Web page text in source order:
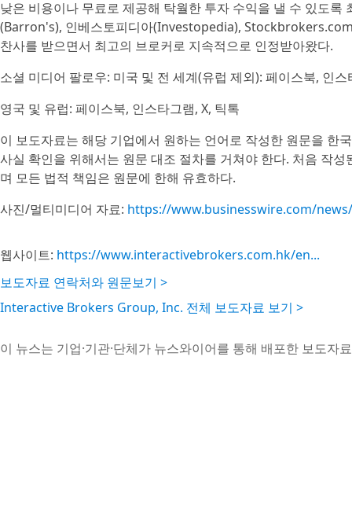
낮은 비용이나 무료로 제공해 탁월한 투자 수익을 낼 수 있도
(Barron's), 인베스토피디아(Investopedia),
찬사를 받으면서 최고의 브로커로 지속적으로 인정받아왔다.
소셜 미디어 팔로우: 미국 및 전 세계(유럽 제외): 페이스북, 인
영국 및 유럽: 페이스북, 인스타그램, X, 틱톡
이 보도자료는 해당 기업에서 원하는 언어로 작성한 원문을 한
사실 확인을 위해서는 원문 대조 절차를 거쳐야 한다. 처음 작
며 모든 법적 책임은 원문에 한해 유효하다.
사진/멀티미디어 자료: https://www.businesswire.com/
웹사이트: https://www.interactivebrokers.com.hk/en...
보도자료 연락처와 원문보기 >
Interactive Brokers Group, Inc. 전체 보도자료 보기 >
이 뉴스는 기업·기관·단체가 뉴스와이어를 통해 배포한 보도자